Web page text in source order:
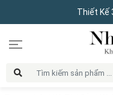
Thiết Kế